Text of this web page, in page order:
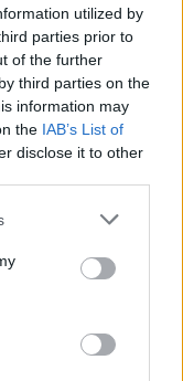
utilized by
parties prior to
of the further
third parties on the
information may
the IAB’s List of
disclose it to other
- Mike
http://www.aukcio.net
Múzeum körúton